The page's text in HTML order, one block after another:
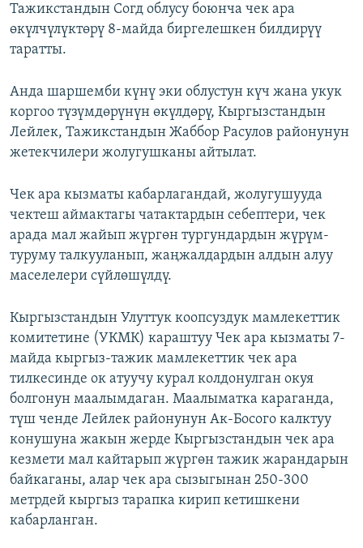
Тажикстандын Согд облусу боюнча чек ара
өкүлчүлүктөрү 8-майда биргелешкен билдирүү
таратты.
Анда шаршемби күнү эки облустун күч жана укук
коргоо түзүмдөрүнүн өкүлдөрү, Кыргызстандын
Лейлек, Тажикстандын Жаббор Расулов районунун
жетекчилери жолугушканы айтылат.
Чек ара кызматы кабарлагандай, жолугушууда
чектеш аймактагы чатактардын себептери, чек
арада мал жайып жүргөн тургундардын жүрүм-
туруму талкууланып, жаңжалдардын алдын алуу
маселелери сүйлөшүлдү.
Кыргызстандын Улуттук коопсуздук мамлекеттик
комитетине (УКМК) караштуу Чек ара кызматы 7-
майда кыргыз-тажик мамлекеттик чек ара
тилкесинде ок атуучу курал колдонулган окуя
болгонун маалымдаган. Маалыматка караганда,
түш ченде Лейлек районунун Ак-Босого калктуу
конушуна жакын жерде Кыргызстандын чек ара
кезмети мал кайтарып жүргөн тажик жарандарын
байкаганы, алар чек ара сызыгынан 250-300
метрдей кыргыз тарапка кирип кетишкени
кабарланган.